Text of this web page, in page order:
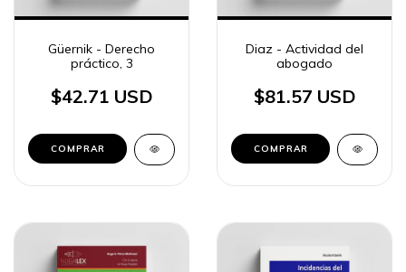
Güernik - Derecho
práctico, 3
$42.71 USD
COMPRAR
Diaz - Actividad del
abogado
$81.57 USD
COMPRAR